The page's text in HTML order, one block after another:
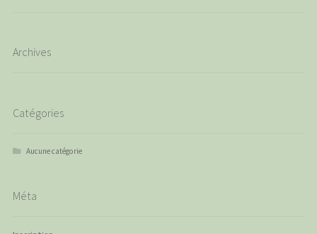
Archives
Catégories
Aucune catégorie
Méta